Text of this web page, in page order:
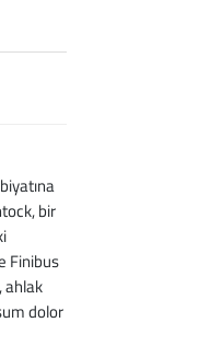
bir
Finibus
ahlak
dolor